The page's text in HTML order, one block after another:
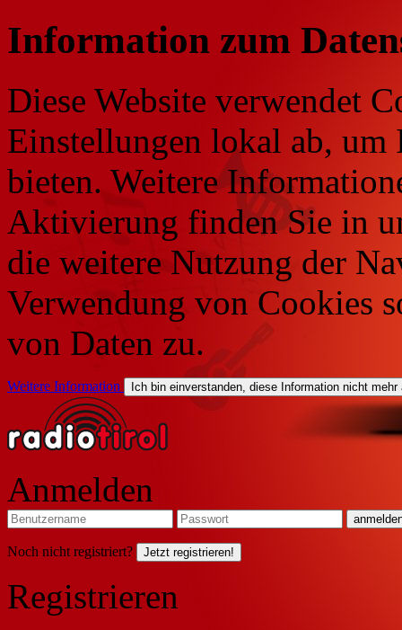
Information zum
Diese Website verwendet
Einstellungen lokal ab, um
bieten. Weitere
Aktivierung finden Sie in
die weitere Nutzung der
Verwendung von Cookies
von Daten zu.
Weitere Information Ich bin einverstanden, diese Information nicht mehr
Anmelden
Noch nicht registriert? Jetzt registrieren!
Registrieren